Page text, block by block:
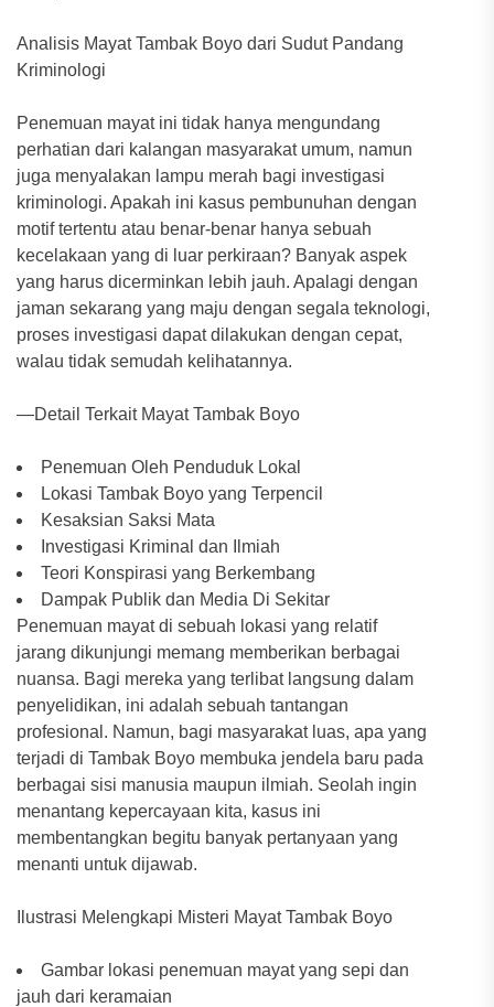
Analisis Mayat Tambak Boyo dari Sudut Pandang
Kriminologi
Penemuan mayat ini tidak hanya mengundang
perhatian dari kalangan masyarakat umum, namun
juga menyalakan lampu merah bagi investigasi
kriminologi. Apakah ini kasus pembunuhan dengan
motif tertentu atau benar-benar hanya sebuah
kecelakaan yang di luar perkiraan? Banyak aspek
yang harus dicerminkan lebih jauh. Apalagi dengan
jaman sekarang yang maju dengan segala teknologi,
proses investigasi dapat dilakukan dengan cepat,
walau tidak semudah kelihatannya.
—Detail Terkait Mayat Tambak Boyo
Penemuan Oleh Penduduk Lokal
Lokasi Tambak Boyo yang Terpencil
Kesaksian Saksi Mata
Investigasi Kriminal dan Ilmiah
Teori Konspirasi yang Berkembang
Dampak Publik dan Media Di Sekitar
Penemuan mayat di sebuah lokasi yang relatif
jarang dikunjungi memang memberikan berbagai
nuansa. Bagi mereka yang terlibat langsung dalam
penyelidikan, ini adalah sebuah tantangan
profesional. Namun, bagi masyarakat luas, apa yang
terjadi di Tambak Boyo membuka jendela baru pada
berbagai sisi manusia maupun ilmiah. Seolah ingin
menantang kepercayaan kita, kasus ini
membentangkan begitu banyak pertanyaan yang
menanti untuk dijawab.
Ilustrasi Melengkapi Misteri Mayat Tambak Boyo
Gambar lokasi penemuan mayat yang sepi dan
jauh dari keramaian